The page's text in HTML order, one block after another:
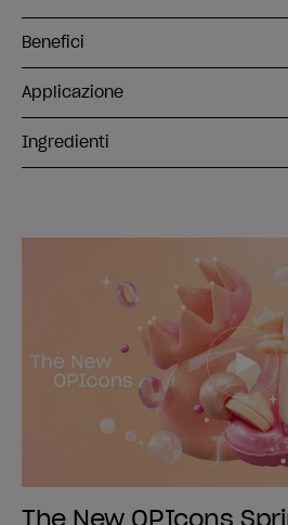
Benefici
Applicazione
Ingredienti
The New OPIcons